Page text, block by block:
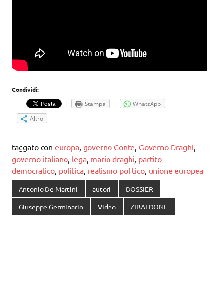
Condividi:
Stampa
WhatsApp
Altro
taggato con europa governo Conte Governo Draghi
governo italiano lega mario draghi partito
democratico politica realismo politico unione europea
Antonio De Martini autori DOSSIER
Giuseppe Germinario Video ZIBALDONE